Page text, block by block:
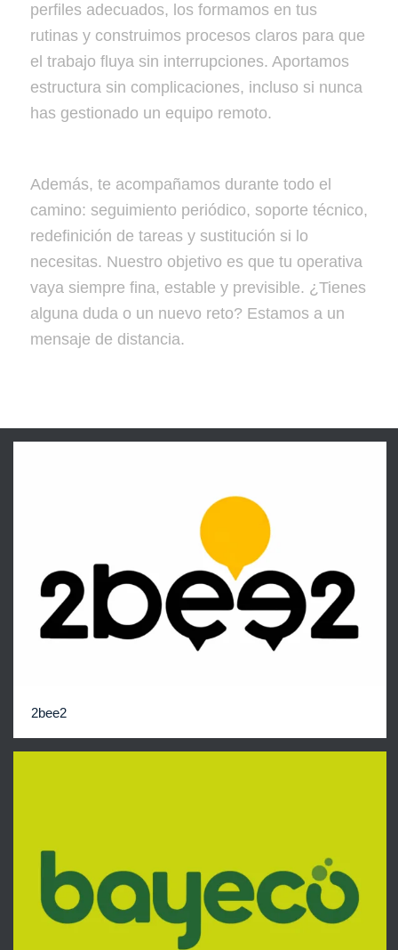
perfiles adecuados, los formamos en tus
rutinas y construimos procesos claros para que
el trabajo fluya sin interrupciones. Aportamos
estructura sin complicaciones, incluso si nunca
has gestionado un equipo remoto.
Además, te acompañamos durante todo el
camino: seguimiento periódico, soporte técnico,
redefinición de tareas y sustitución si lo
necesitas. Nuestro objetivo es que tu operativa
vaya siempre fina, estable y previsible. ¿Tienes
alguna duda o un nuevo reto? Estamos a un
mensaje de distancia.
2bee2